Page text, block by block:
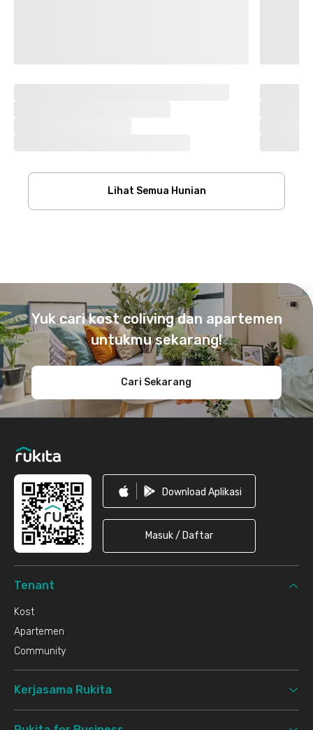
Lihat Semua Hunian
Yuk cari kost coliving dan apartemen
untukmu sekarang!
Cari Sekarang
Download Aplikasi
Masuk / Daftar
Tenant
Kost
Apartemen
Community
Kerjasama Rukita